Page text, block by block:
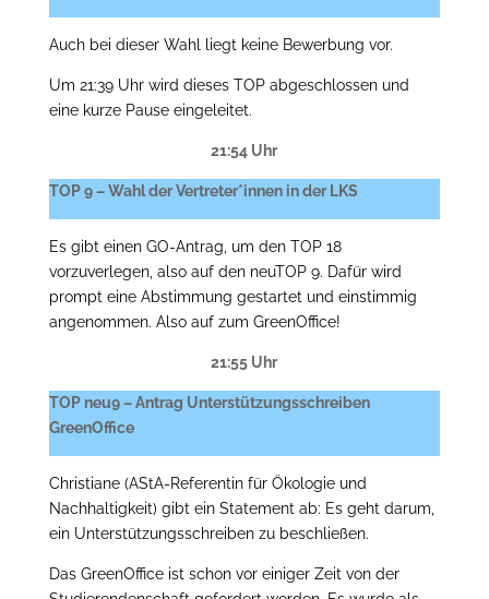
Auch bei dieser Wahl liegt keine Bewerbung vor.
Um 21:39 Uhr wird dieses TOP abgeschlossen und
eine kurze Pause eingeleitet.
21:54 Uhr
TOP 9 – Wahl der Vertreter*innen in der LKS
Es gibt einen GO-Antrag, um den TOP 18
vorzuverlegen, also auf den neuTOP 9. Dafür wird
prompt eine Abstimmung gestartet und einstimmig
angenommen. Also auf zum GreenOffice!
21:55 Uhr
TOP neu9 – Antrag Unterstützungsschreiben
GreenOffice
Christiane (AStA-Referentin für Ökologie und
Nachhaltigkeit) gibt ein Statement ab: Es geht darum,
ein Unterstützungsschreiben zu beschließen.
Das GreenOffice ist schon vor einiger Zeit von der